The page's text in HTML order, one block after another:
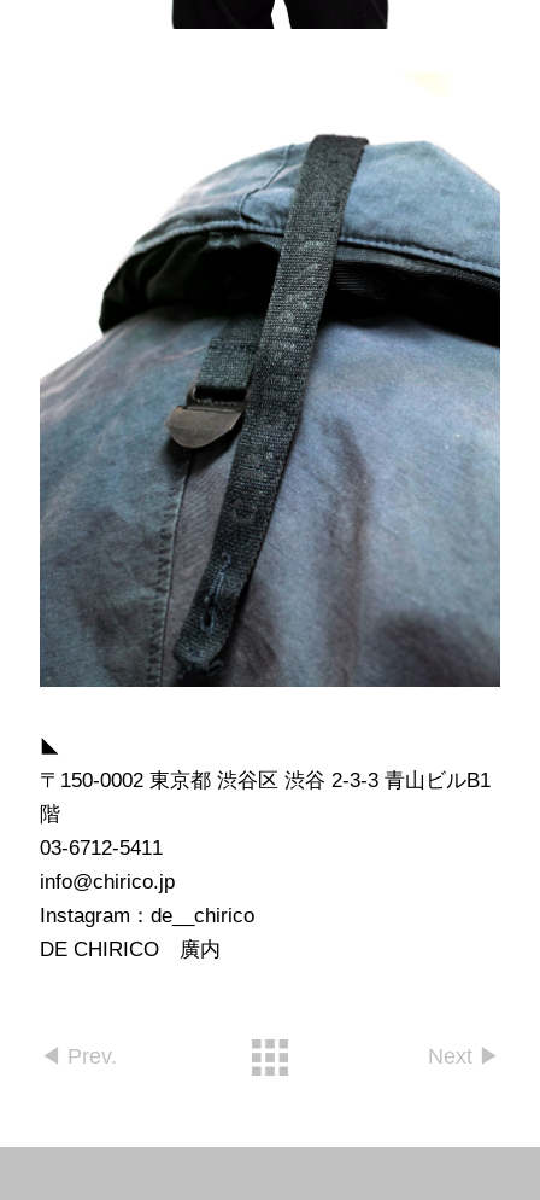
◣
〒150-0002 東京都 渋谷区 渋谷 2-3-3 青山ビルB1
階
03-6712-5411
info@chirico.jp
Instagram：de__chirico
DE CHIRICO
廣内
◀︎ Prev. Next ▶︎︎